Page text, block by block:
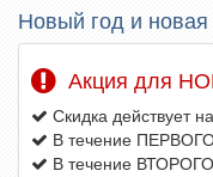
Новый год и
Акция для
Скидка действует
В течение
В течение